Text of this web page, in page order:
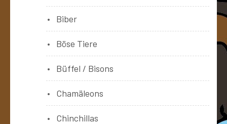
Biber
Böse Tiere
Büffel / Bisons
Chamäleons
Chinchillas